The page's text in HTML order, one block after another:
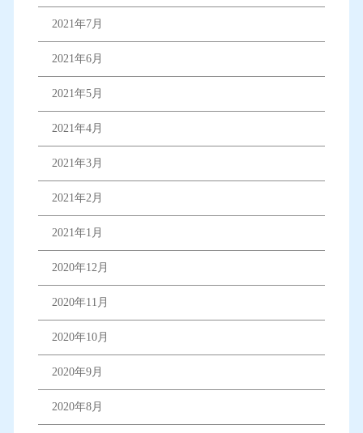
2021年7月
2021年6月
2021年5月
2021年4月
2021年3月
2021年2月
2021年1月
2020年12月
2020年11月
2020年10月
2020年9月
2020年8月